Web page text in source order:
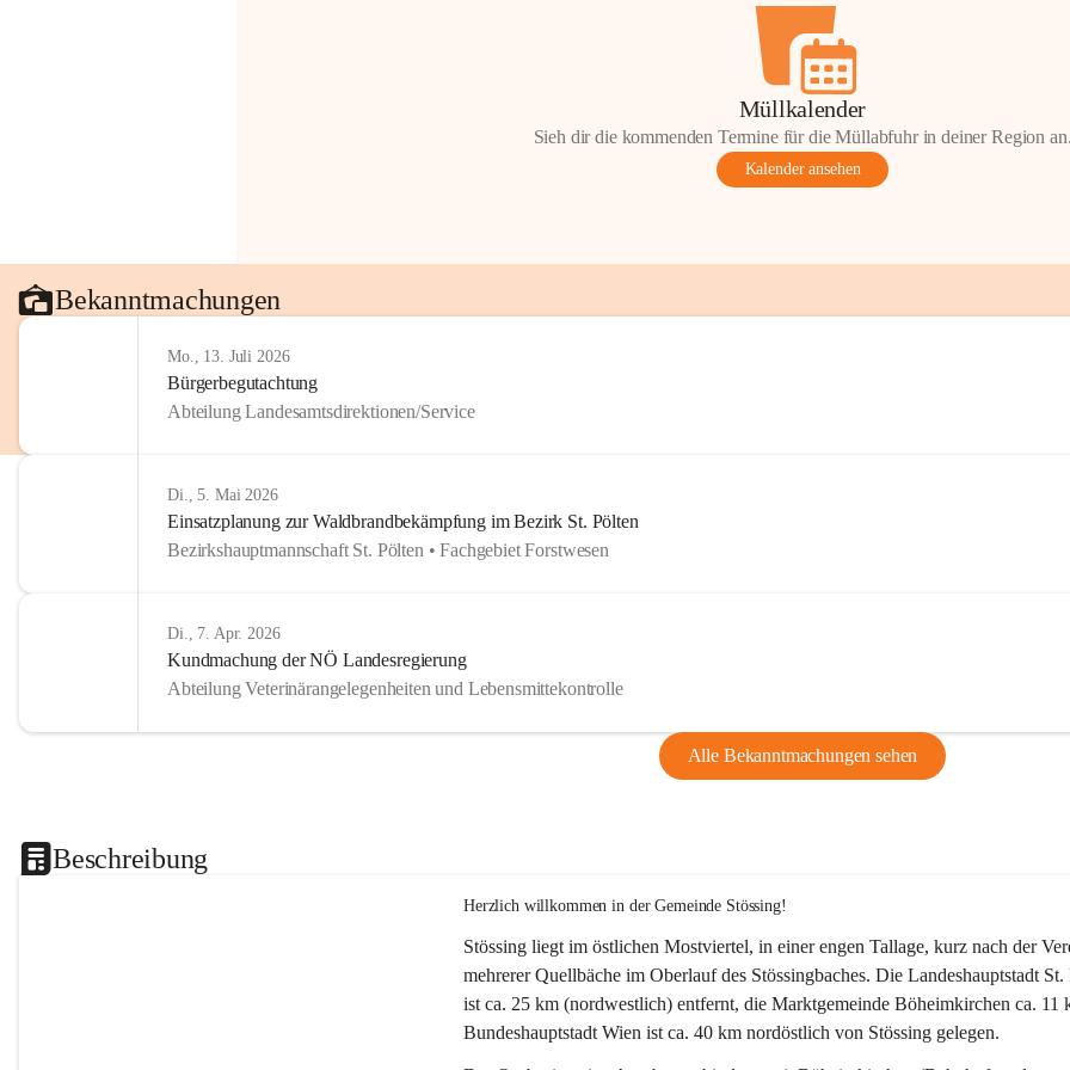
Müllkalender
Sieh dir die kommenden Termine für die Müllabfuhr in deiner Region
Kalender ansehen
Bekanntmachungen
Mo., 13. Juli 2026
Bürgerbegutachtung
Abteilung Landesamtsdirektionen/Service
Di., 5. Mai 2026
Einsatzplanung zur Waldbrandbekämpfung im Bezirk St. Pölten
Bezirkshauptmannschaft St. Pölten • Fachgebiet Forstwesen
Di., 7. Apr. 2026
Kundmachung der NÖ Landesregierung
Abteilung Veterinärangelegenheiten und Lebensmittekontrolle
Alle Bekanntmachungen sehen
Beschreibung
Herzlich willkommen in der Gemeinde Stössing!
Stössing liegt im östlichen Mostviertel, in einer engen Tallage, kurz nach der
mehrerer Quellbäche im Oberlauf des Stössingbaches. Die Landeshauptstadt
ist ca. 25 km (nordwestlich) entfernt, die Marktgemeinde Böheimkirchen ca.
Bundeshauptstadt Wien ist ca. 40 km nordöstlich von Stössing gelegen.